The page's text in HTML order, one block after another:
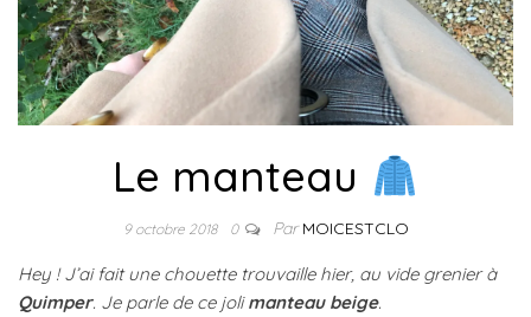
Le manteau
9 octobre 2018 0 ParMOICESTCLO
Hey ! J’ai fait une chouette trouvaille hier, au vide grenier à
Quimper. Je parle de ce jolimanteau beige.